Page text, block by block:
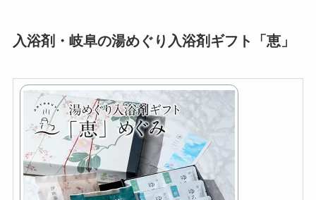
入浴剤・岐阜の湯めぐり入浴剤ギフト「恵」